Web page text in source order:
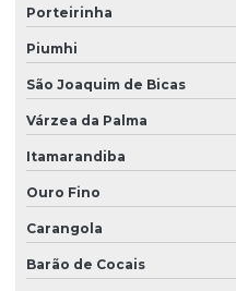
Treinamento para operadores
Treinamento de ponte rolante
Trilhos de rolamento para
Venda de peças para pontes
Venda de talha cabo de aço
Venda de talha elétrica
Porteirinha
Piumhi
São Joaquim de Bicas
Várzea da Palma
Itamarandiba
Ouro Fino
Carangola
Barão de Cocais